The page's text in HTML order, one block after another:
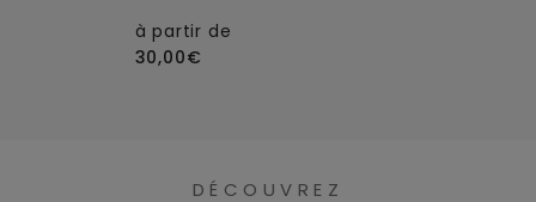
à partir de
30,00€
DÉCOUVREZ